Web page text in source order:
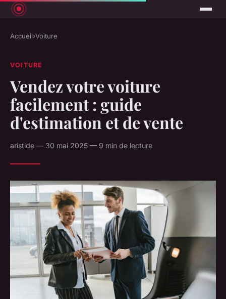
Accueil›Voiture
VOITURE
Vendez votre voiture
facilement : guide
d'estimation et de vente
aristide — 30 mai 2025 — 9 min de lecture